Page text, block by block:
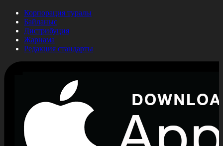
Корпорация туралы
Байланыс
Дистрибуция
Жарнама
Редакция стандарты